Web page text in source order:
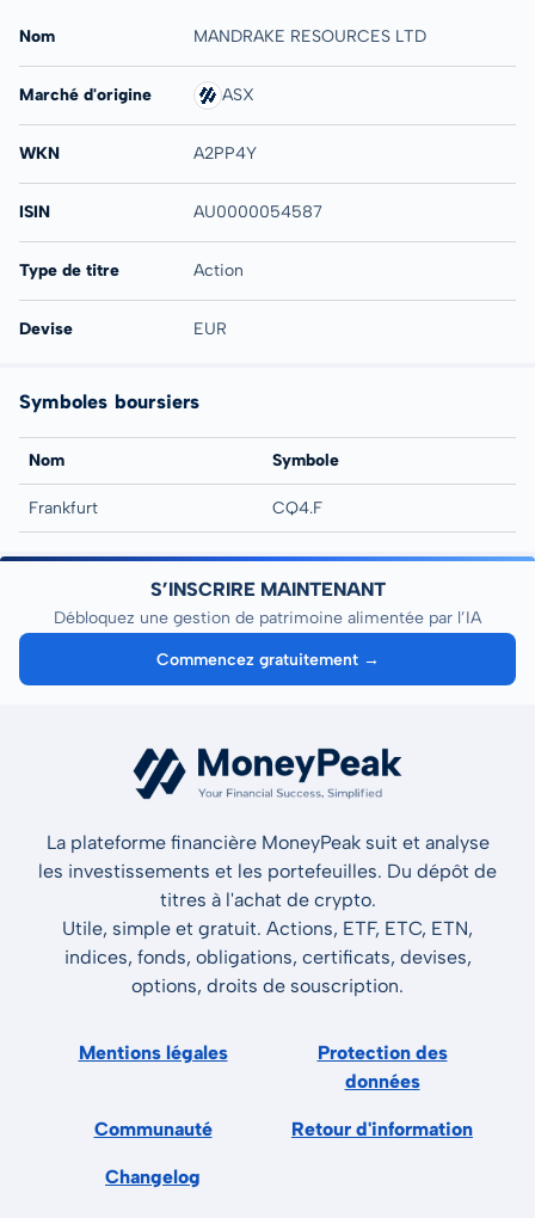
Nom MANDRAKE RESOURCES LTD
Marché d'origine ASX
WKN A2PP4Y
ISIN AU0000054587
Type de titre Action
Devise EUR
Symboles boursiers
Nom Symbole
Frankfurt CQ4.F
S’INSCRIRE MAINTENANT
Débloquez une gestion de patrimoine alimentée par l’IA
Commencez gratuitement →
La plateforme financière MoneyPeak suit et analyse
les investissements et les portefeuilles. Du dépôt de
titres à l'achat de crypto.
Utile, simple et gratuit. Actions, ETF, ETC, ETN,
indices, fonds, obligations, certificats, devises,
options, droits de souscription.
Mentions légales
Protection des
données
Communauté Retour d'information
Changelog